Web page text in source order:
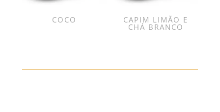
COCO CAPIM LIMÃO E
CHÁ BRANCO